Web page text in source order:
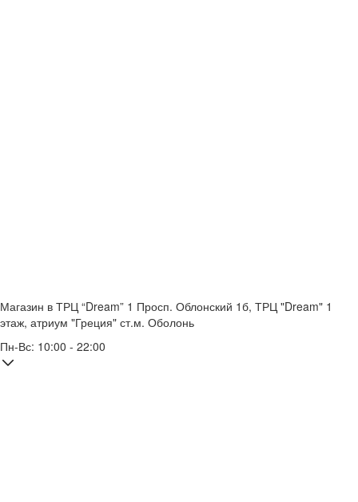
Магазин в ТРЦ “Dream” 1 Просп. Облонский 1б, ТРЦ "Dream" 1
этаж, атриум "Греция" ст.м. Оболонь
Пн-Вс: 10:00 - 22:00